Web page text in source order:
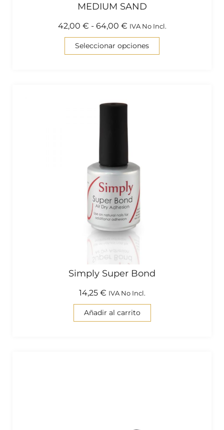
MEDIUM SAND
42,00 € - 64,00 € IVA No Incl.
Seleccionar opciones
Simply Super Bond
14,25 € IVA No Incl.
Añadir al carrito